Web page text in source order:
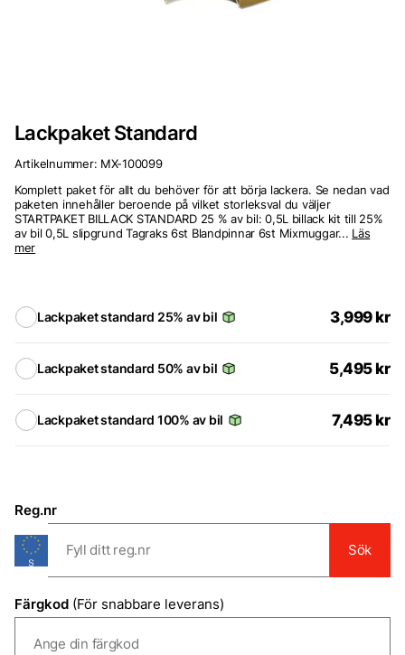
Lackpaket Standard
Artikelnummer: MX-100099
Komplett paket för allt du behöver för att börja lackera. Se nedan vad
paketen innehåller beroende på vilket storleksval du väljer
STARTPAKET BILLACK STANDARD 25 % av bil: 0,5L billack kit till 25%
av bil 0,5L slipgrund Tagraks 6st Blandpinnar 6st Mixmuggar... Läs
mer
Lackpaket standard 25% av bil 3,999 kr
Lackpaket standard 50% av bil 5,495 kr
Lackpaket standard 100% av bil 7,495 kr
Reg.nr
Sök
Färgkod (För snabbare leverans)